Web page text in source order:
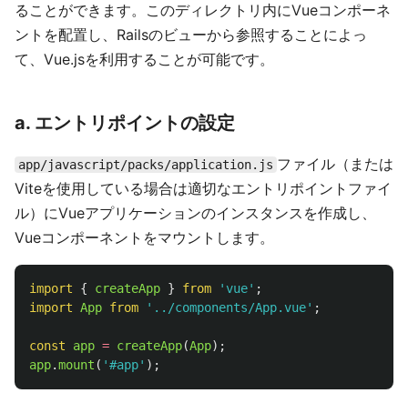
ることができます。このディレクトリ内にVueコンポーネ
ントを配置し、Railsのビューから参照することによっ
て、Vue.jsを利用することが可能です。
a. エントリポイントの設定
app/javascript/packs/application.js ファイル（または
Viteを使用している場合は適切なエントリポイントファイ
ル）にVueアプリケーションのインスタンスを作成し、
Vueコンポーネントをマウントします。
import { createApp } from ' vue' ;
import App from ' ../components/App.vue' ;
const app = createApp(App);
app.mount ( '#app' );